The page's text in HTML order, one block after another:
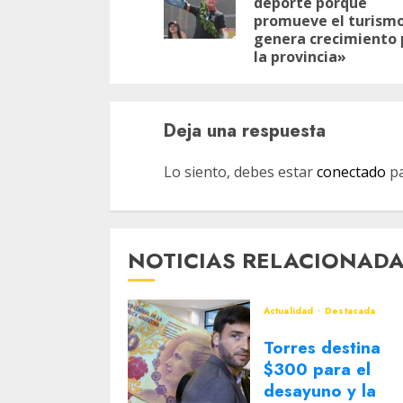
promueve el
genera crecimiento
la provincia»
Deja una respuesta
Lo siento, debes estarconectado
NOTICIAS
Actualidad Destacada
Torres destina
$300 para el
desayuno y la